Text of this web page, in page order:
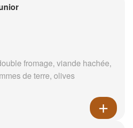
fromage, viande hachée,
de terre, olives